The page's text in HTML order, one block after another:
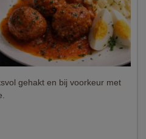
gehakt en bij voorkeur met